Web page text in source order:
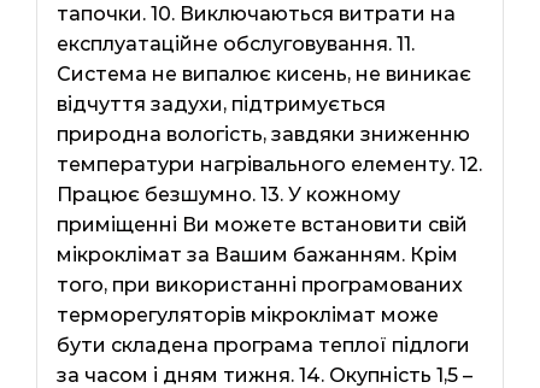
тапочки. 10. Виключаються витрати на
експлуатаційне обслуговування. 11.
Система не випалює кисень, не виникає
відчуття задухи, підтримується
природна вологість, завдяки зниженню
температури нагрівального елементу. 12.
Працює безшумно. 13. У кожному
приміщенні Ви можете встановити свій
мікроклімат за Вашим бажанням. Крім
того, при використанні програмованих
терморегуляторів мікроклімат може
бути складена програма теплої підлоги
за часом і дням тижня. 14. Окупність 1,5 –